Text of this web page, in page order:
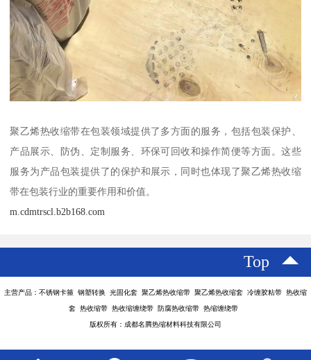
聚乙烯热收缩带在包装领域提供了多方面的服务，包括包装保护、
产品展示、防伪、定制服务、环保可回收和操作简便等方面。这些
服务为产品包装提供了的保护和展示，同时也体现了聚乙烯热收缩
带在包装行业的重要作用和价值。
m.cdmtrscl.b2b168.com
Top
主营产品：不锈钢卡箍 钢塑转换 光固化套 聚乙烯热收缩带 聚乙烯热收缩套 冷缠胶粘带 热收缩
套 热收缩带 热收缩缠绕带 防腐热收缩带 热缩缠绕带
版权所有：成都名腾热缩材料科技有限公司